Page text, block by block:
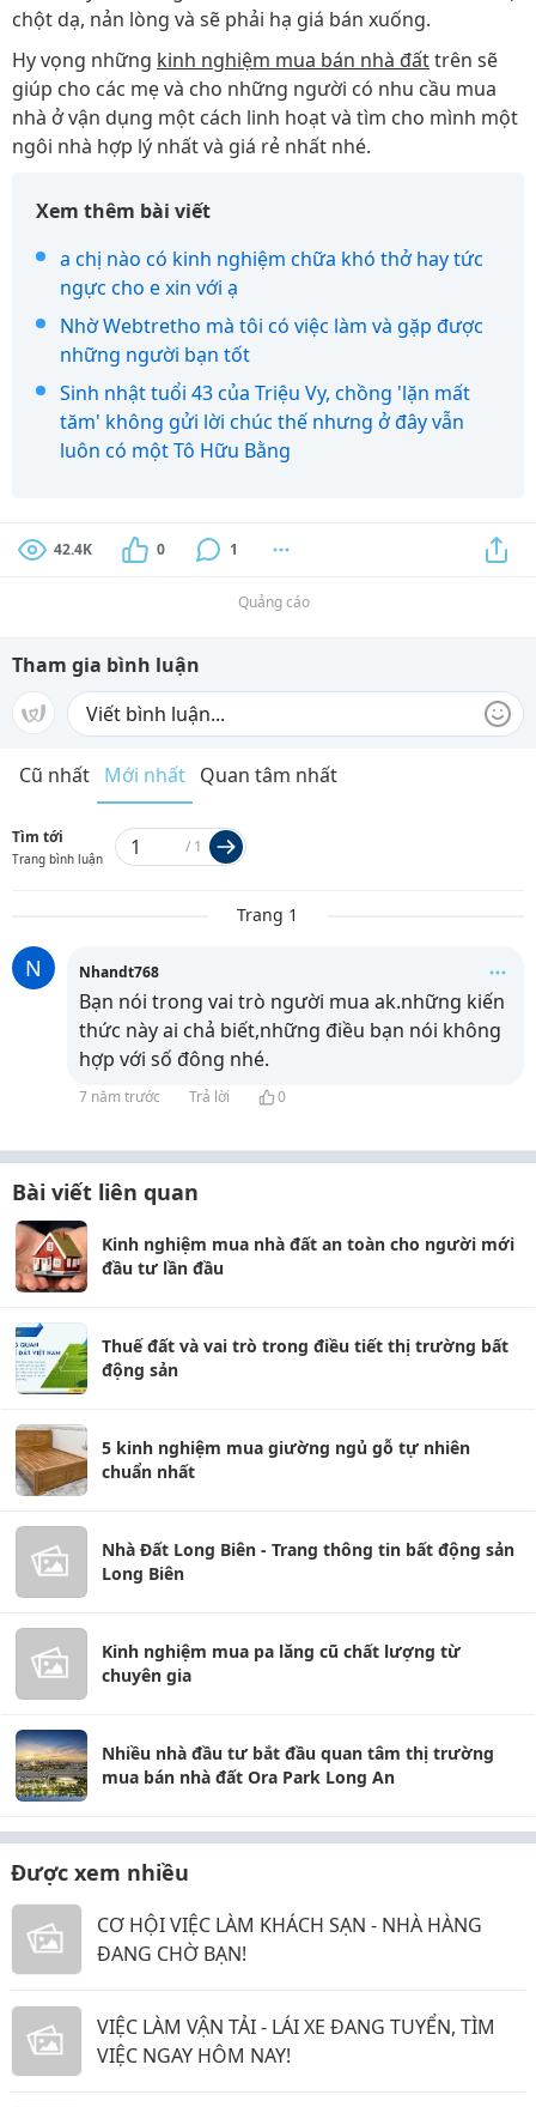
chột dạ, nản lòng và sẽ phải hạ giá bán xuống.
Hy vọng những kinh nghiệm mua bán nhà đấttrên sẽ
giúp cho các mẹ và cho những người có nhu cầu mua
nhà ở vận dụng một cách linh hoạt và tìm cho mình một
ngôi nhà hợp lý nhất và giá rẻ nhất nhé.
Xem thêm bài viết
a chị nào có kinh nghiệm chữa khó thở hay tức
ngực cho e xin với ạ
Nhờ Webtretho mà tôi có việc làm và gặp được
những người bạn tốt
Sinh nhật tuổi 43 của Triệu Vy, chồng 'lặn mất
tăm' không gửi lời chúc thế nhưng ở đây vẫn
luôn có một Tô Hữu Bằng
42.4K 0 1
Quảng cáo
Tham gia bình luận
Cũ nhất Mới nhất Quan tâm nhất
Tìm tới
Trang bình luận
/ 1
Trang 1
N Nhandt768
Bạn nói trong vai trò người mua ak.những kiến
thức này ai chả biết,những điều bạn nói không
hợp với số đông nhé.
7 năm trước Trả lời 0
Bài viết liên quan
Kinh nghiệm mua nhà đất an toàn cho người mới
đầu tư lần đầu
Thuế đất và vai trò trong điều tiết thị trường bất
động sản
5 kinh nghiệm mua giường ngủ gỗ tự nhiên
chuẩn nhất
Nhà Đất Long Biên - Trang thông tin bất động sản
Long Biên
Kinh nghiệm mua pa lăng cũ chất lượng từ
chuyên gia
Nhiều nhà đầu tư bắt đầu quan tâm thị trường
mua bán nhà đất Ora Park Long An
Được xem nhiều
CƠ HỘI VIỆC LÀM KHÁCH SẠN - NHÀ HÀNG
ĐANG CHỜ BẠN!
VIỆC LÀM VẬN TẢI - LÁI XE ĐANG TUYỂN, TÌM
VIỆC NGAY HÔM NAY!